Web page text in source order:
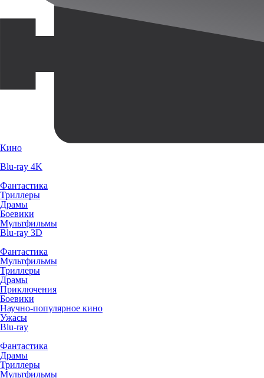
Кино
Blu-ray 4K
Фантастика
Триллеры
Драмы
Боевики
Мультфильмы
Blu-ray 3D
Фантастика
Мультфильмы
Триллеры
Драмы
Приключения
Боевики
Научно-популярное кино
Ужасы
Blu-ray
Фантастика
Драмы
Триллеры
Мультфильмы